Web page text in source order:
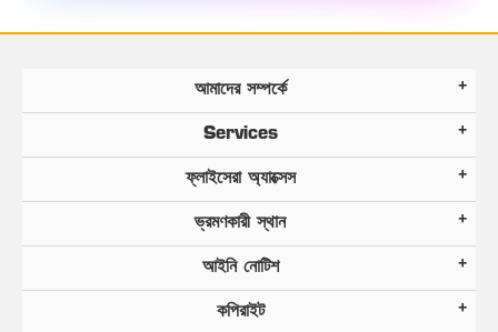
আমাদের সম্পর্কে
Services
ফ্লাইসেরা অ্যাক্সেস
ভ্রমণকারী স্থান
আইনি নোটিশ
কপিরাইট